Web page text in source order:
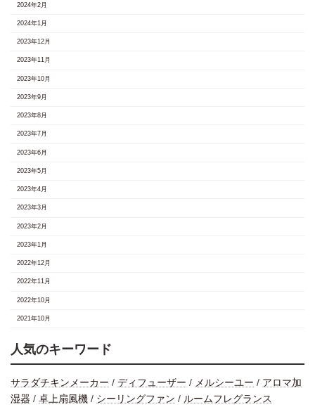
2024年2月
2024年1月
2023年12月
2023年11月
2023年10月
2023年9月
2023年8月
2023年7月
2023年6月
2023年5月
2023年4月
2023年3月
2023年2月
2023年1月
2022年12月
2022年11月
2022年10月
2021年10月
人気のキーワード
サラダチキンメーカー / ディフューザー / メルシーユー / アロマ加
湿器 / 卓上扇風機 / シーリングファン / ルームフレグランス